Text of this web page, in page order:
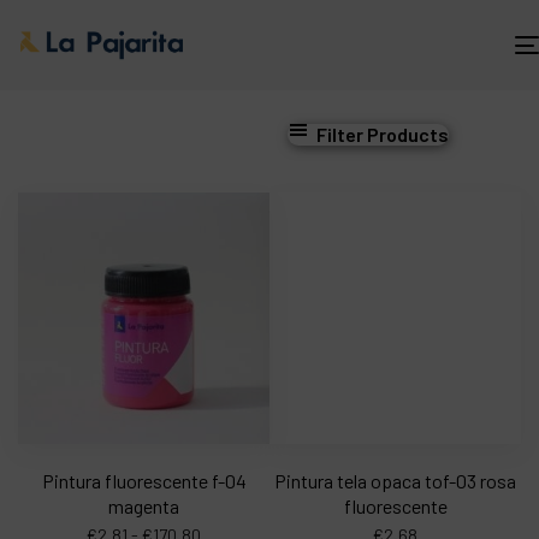
Filter Products
Pintura fluorescente f-04
magenta
Pintura tela opaca tof-03 rosa
fluorescente